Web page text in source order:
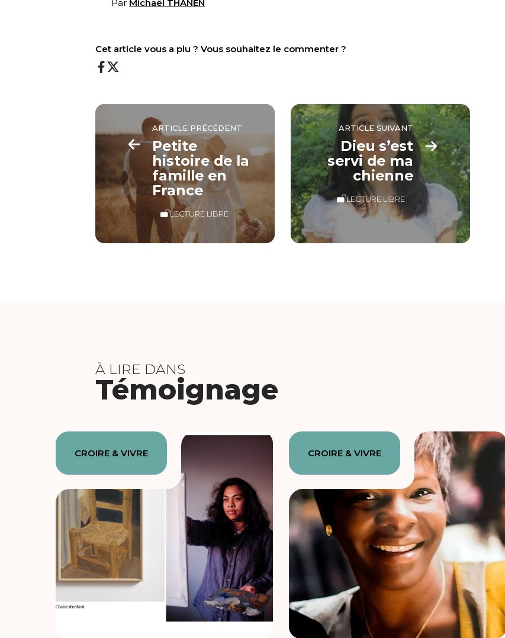
Par Michaël THANEN
Cet article vous a plu ? Vous souhaitez le commenter ?
ARTICLE PRÉCÉDENT
Petite
histoire de la
famille en
France
LECTURE LIBRE
ARTICLE SUIVANT
Dieu s’est
servi de ma
chienne
LECTURE LIBRE
À LIRE DANS
Témoignage
CROIRE & VIVRE CROIRE & VIVRE